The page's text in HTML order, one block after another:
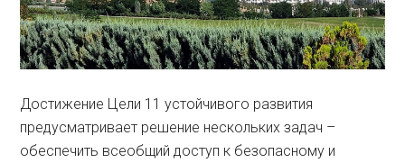
Достижение Цели 11 устойчивого развития
предусматривает решение нескольких задач –
обеспечить всеобщий доступ к безопасному и